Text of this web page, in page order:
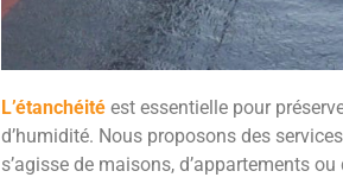
L’étanchéitéest essentielle pour
d’humidité. Nous proposons des
s’agisse de maisons, d’appartements